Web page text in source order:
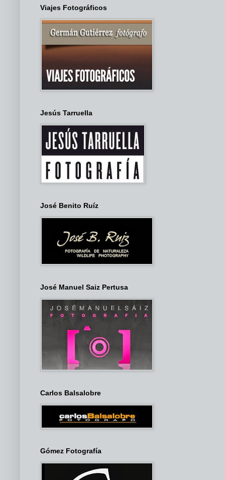
Viajes Fotográficos
Jesús Tarruella
José Benito Ruíz
José Manuel Saiz Pertusa
Carlos Balsalobre
Gómez Fotografía